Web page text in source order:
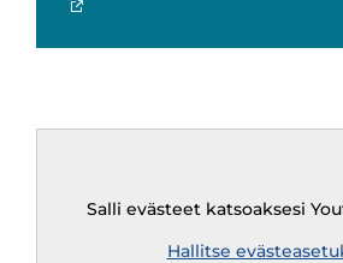
Salli evästeet katsoaksesi
Hallitse